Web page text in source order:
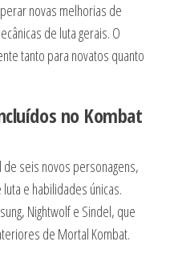
novas melhorias de
de luta gerais. O
tanto para novatos quanto
no Kombat
de seis novos personagens,
e habilidades únicas.
Nightwolf e Sindel, que
de Mortal Kombat.